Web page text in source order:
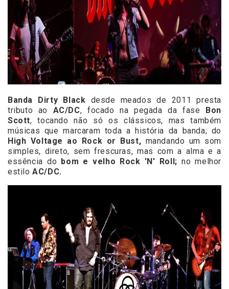
Banda Dirty Black desde meados de 2011 presta
tributo ao
AC/DC, focado na pegada da fase
Bon
Scott, tocando não só os clássicos, mas também
músicas que marcaram toda a história da banda; do
High Voltage ao Rock or Bust, mandando um som
simples, direto, sem frescuras, mas com a alma e a
essência do
bom e velho Rock 'N' Roll; no melhor
estilo AC/DC.